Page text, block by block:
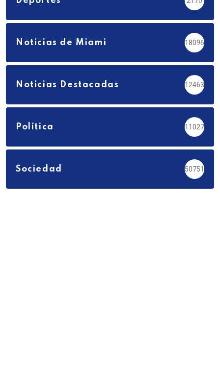
Noticias de Miami 18096
Noticias Destacadas 12463
Política 11027
Sociedad 50751